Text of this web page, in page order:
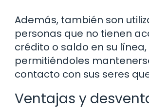
Además, también son
personas que no tienen
crédito o saldo en su línea,
permitiéndoles
contacto con sus seres
Ventajas y